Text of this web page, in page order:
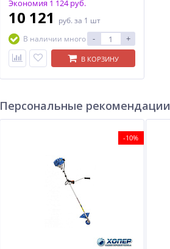
Экономия 1 124 руб.
10 121 руб. за 1 шт
В наличии много
- +
В КОРЗИНУ
Персональные рекомендации
-10%